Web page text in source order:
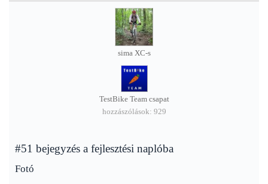
sima XC-s
TestBike Team csapat
hozzászólások: 929
#51 bejegyzés a fejlesztési naplóba
Fotó